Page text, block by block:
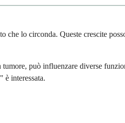
lo circonda. Queste crescite
può influenzare diverse
è interessata.